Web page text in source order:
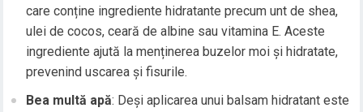
care conține ingrediente hidratante precum unt de shea,
ulei de cocos, ceară de albine sau vitamina E. Aceste
ingrediente ajută la menținerea buzelor moi și hidratate,
prevenind uscarea și fisurile.
Bea multă apă: Deși aplicarea unui balsam hidratant este